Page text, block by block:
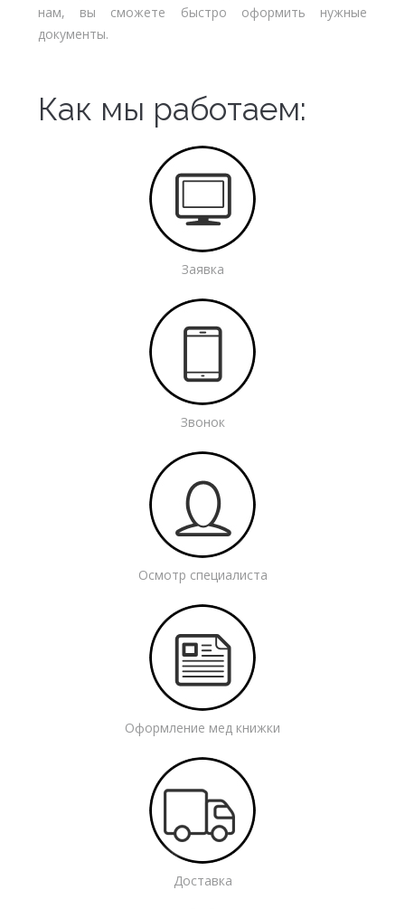
нам, вы сможете быстро оформить нужные
документы.
Как мы работаем:
Заявка
Звонок
Осмотр специалиста
Оформление мед книжки
Доставка